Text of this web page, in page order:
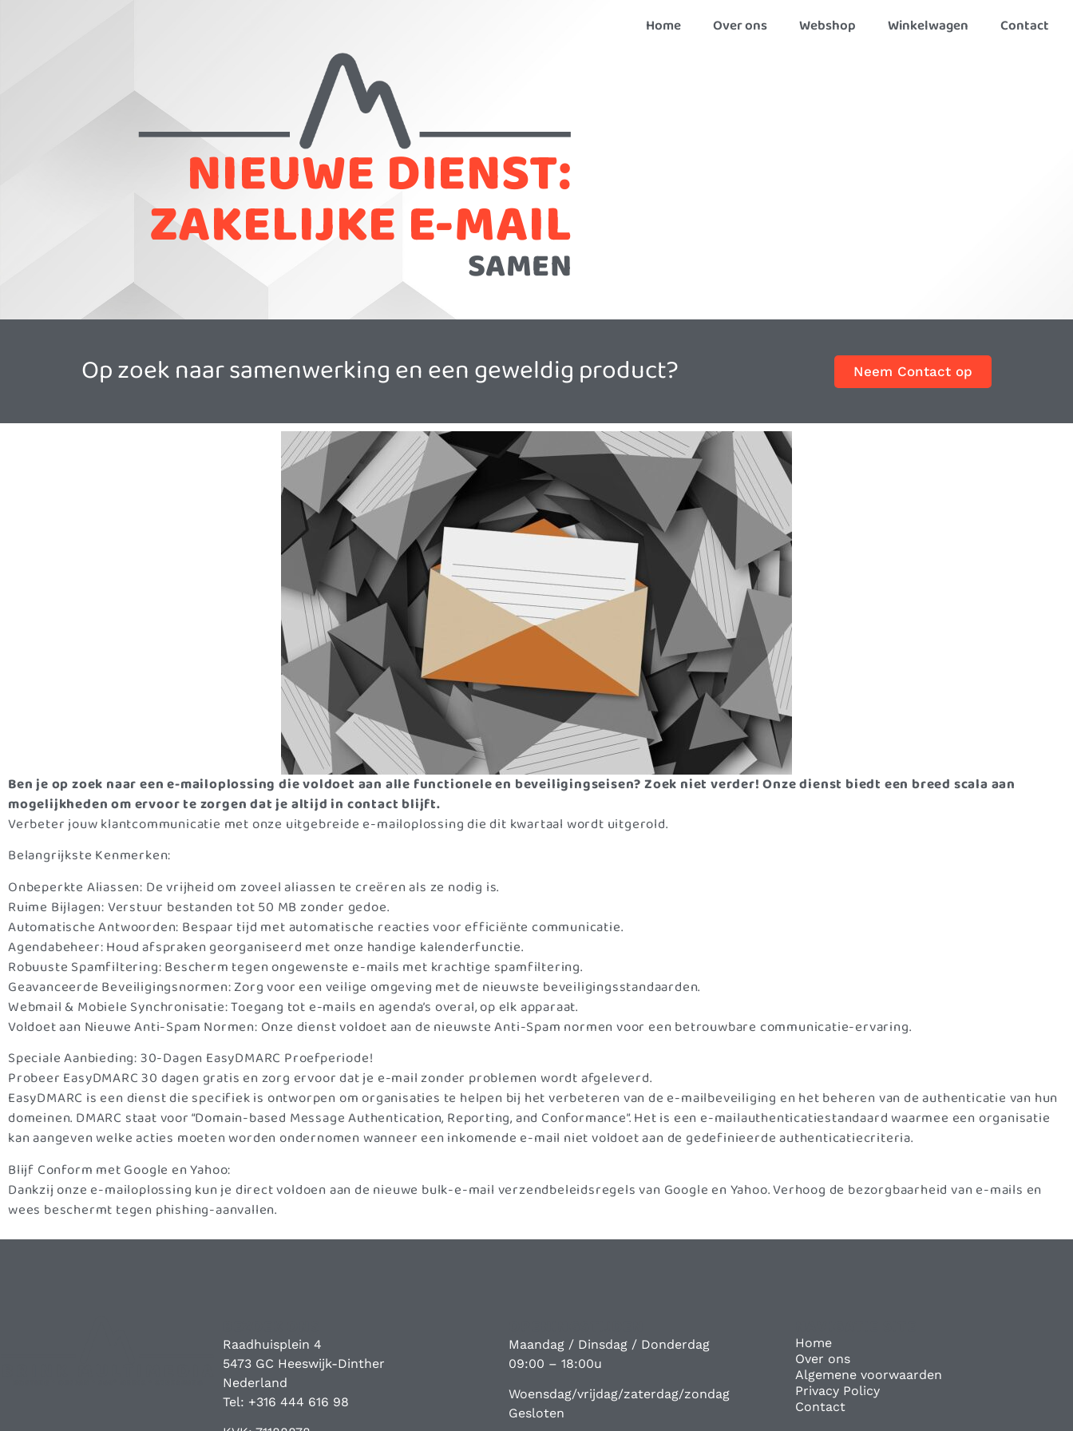
Home Over ons Webshop Winkelwagen Contact
NIEUWE DIENST:
ZAKELIJKE E-MAIL
SAMEN
Op zoek naar samenwerking en een geweldig product? Neem Contact op
Ben je op zoek naar een e-mailoplossing die voldoet aan alle functionele en beveiligingseisen? Zoek niet verder! Onze dienst biedt een breed scala aan
mogelijkheden om ervoor te zorgen dat je altijd in contact blijft.
Verbeter jouw klantcommunicatie met onze uitgebreide e-mailoplossing die dit kwartaal wordt uitgerold.
Belangrijkste Kenmerken:
Onbeperkte Aliassen: De vrijheid om zoveel aliassen te creëren als ze nodig is.
Ruime Bijlagen: Verstuur bestanden tot 50 MB zonder gedoe.
Automatische Antwoorden: Bespaar tijd met automatische reacties voor efficiënte communicatie.
Agendabeheer: Houd afspraken georganiseerd met onze handige kalenderfunctie.
Robuuste Spamfiltering: Bescherm tegen ongewenste e-mails met krachtige spamfiltering.
Geavanceerde Beveiligingsnormen: Zorg voor een veilige omgeving met de nieuwste beveiligingsstandaarden.
Webmail & Mobiele Synchronisatie: Toegang tot e-mails en agenda’s overal, op elk apparaat.
Voldoet aan Nieuwe Anti-Spam Normen: Onze dienst voldoet aan de nieuwste Anti-Spam normen voor een betrouwbare communicatie-ervaring.
Speciale Aanbieding: 30-Dagen EasyDMARC Proefperiode!
Probeer EasyDMARC 30 dagen gratis en zorg ervoor dat je e-mail zonder problemen wordt afgeleverd.
EasyDMARC is een dienst die specifiek is ontworpen om organisaties te helpen bij het verbeteren van de e-mailbeveiliging en het beheren van de authenticatie van hun
domeinen. DMARC staat voor “Domain-based Message Authentication, Reporting, and Conformance”. Het is een e-mailauthenticatiestandaard waarmee een organisatie
kan aangeven welke acties moeten worden ondernomen wanneer een inkomende e-mail niet voldoet aan de gedefinieerde authenticatiecriteria.
Blijf Conform met Google en Yahoo:
Dankzij onze e-mailoplossing kun je direct voldoen aan de nieuwe bulk-e-mail verzendbeleidsregels van Google en Yahoo. Verhoog de bezorgbaarheid van e-mails en
wees beschermt tegen phishing-aanvallen.
Raadhuisplein 4
5473 GC Heeswijk-Dinther
Nederland
Tel: +316 444 616 98
Maandag / Dinsdag / Donderdag
09:00 – 18:00u
Woensdag/vrijdag/zaterdag/zondag
Gesloten
Home
Over ons
Algemene voorwaarden
Privacy Policy
Contact